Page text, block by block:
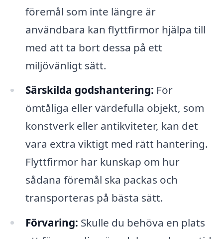
föremål som inte längre är
användbara kan flyttfirmor hjälpa till
med att ta bort dessa på ett
miljövänligt sätt.
Särskilda godshantering: För
ömtåliga eller värdefulla objekt, som
konstverk eller antikviteter, kan det
vara extra viktigt med rätt hantering.
Flyttfirmor har kunskap om hur
sådana föremål ska packas och
transporteras på bästa sätt.
Förvaring: Skulle du behöva en plats